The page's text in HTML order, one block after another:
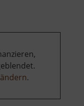
.